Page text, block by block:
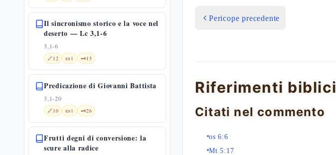
Il sincronismo storico e la voce nel
deserto — Lc 3,1-6
3,1-6
🔗12 📜1 🗝️15
Predicazione di Giovanni Battista
3,1-20
🔗10 📜1 🗝️26
Frutti degni di conversione: la
scure alla radice
Pericope precedente
Riferimenti biblici
Citati nel commento
os 6:6
Mt 5:17